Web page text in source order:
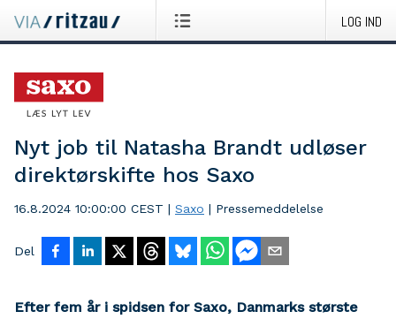
LOG IND
Nyt job til Natasha Brandt udløser
direktørskifte hos Saxo
16.8.2024 10:00:00 CEST | Saxo | Pressemeddelelse
Del
Efter fem år i spidsen for Saxo, Danmarks største